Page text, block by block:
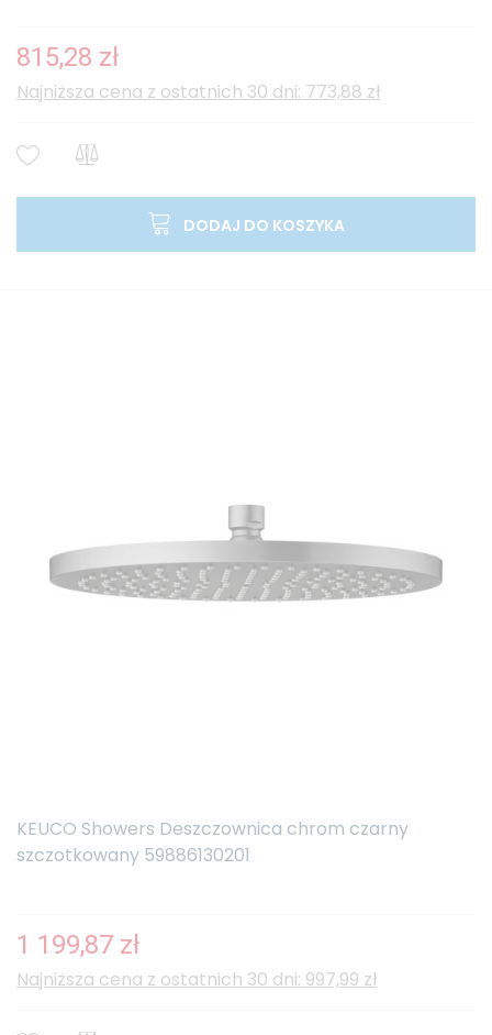
815,28 zł
Najniższa cena z ostatnich 30 dni: 773,88 zł
DODAJ DO KOSZYKA
KEUCO Showers Deszczownica chrom czarny
szczotkowany 59886130201
1 199,87 zł
Najniższa cena z ostatnich 30 dni: 997,99 zł